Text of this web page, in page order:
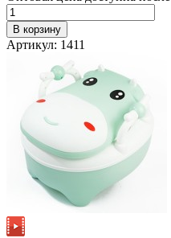
В корзину
Артикул: 1411